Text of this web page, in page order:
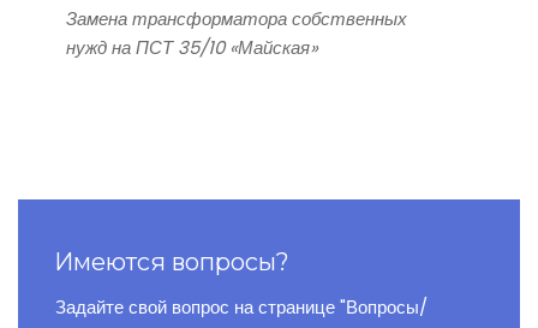
Замена трансформатора собственных
нужд на ПСТ 35/10 «Майская»
Имеются вопросы?
Задайте свой вопрос на странице "Вопросы/